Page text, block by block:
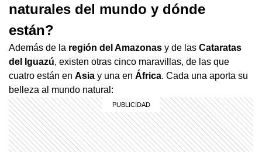
naturales del mundo y dónde
están?
Además de la región del Amazonas y de las Cataratas
del Iguazú, existen otras cinco maravillas, de las que
cuatro están en Asia y una en África. Cada una aporta su
belleza al mundo natural: